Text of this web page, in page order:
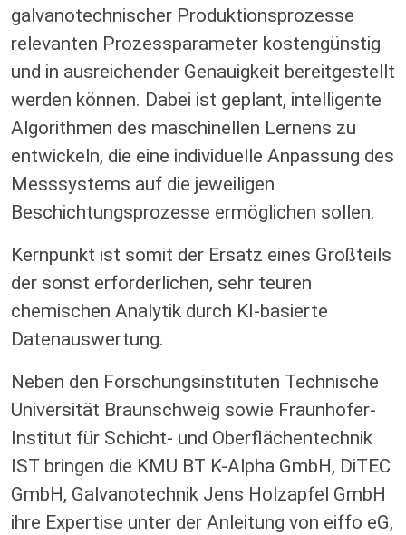
galvanotechnischer Produktionsprozesse
relevanten Prozessparameter kostengünstig
und in ausreichender Genauigkeit bereitgestellt
werden können. Dabei ist geplant, intelligente
Algorithmen des maschinellen Lernens zu
entwickeln, die eine individuelle Anpassung des
Messsystems auf die jeweiligen
Beschichtungsprozesse ermöglichen sollen.
Kernpunkt ist somit der Ersatz eines Großteils
der sonst erforderlichen, sehr teuren
chemischen Analytik durch KI-basierte
Datenauswertung.
Neben den Forschungsinstituten Technische
Universität Braunschweig sowie Fraunhofer-
Institut für Schicht- und Oberflächentechnik
IST bringen die KMU BT K-Alpha GmbH, DiTEC
GmbH, Galvanotechnik Jens Holzapfel GmbH
ihre Expertise unter der Anleitung von eiffo eG,